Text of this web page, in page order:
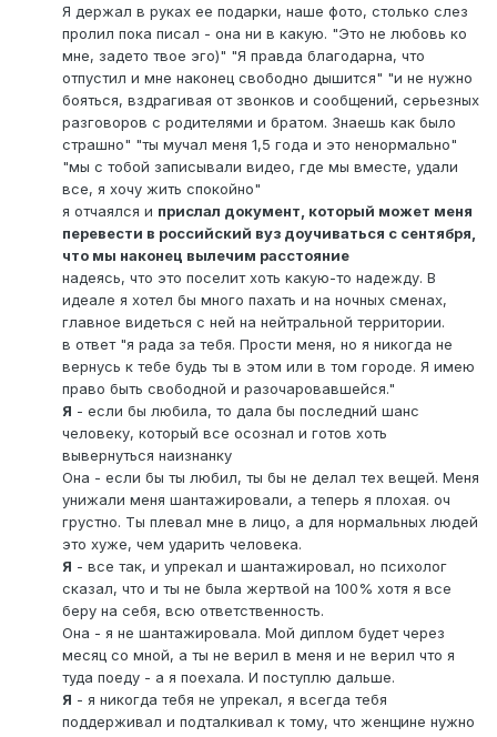
Я держал в руках ее подарки, наше фото, столько слез
пролил пока писал - она ни в какую. "Это не любовь ко
мне, задето твое эго)" "Я правда благодарна, что
отпустил и мне наконец свободно дышится" "и не нужно
бояться, вздрагивая от звонков и сообщений, серьезных
разговоров с родителями и братом. Знаешь как было
страшно" "ты мучал меня 1,5 года и это ненормально"
"мы с тобой записывали видео, где мы вместе, удали
все, я хочу жить спокойно"
я отчаялся и прислал документ, который может меня
перевести в российский вуз доучиваться с сентября,
что мы наконец вылечим расстояние
надеясь, что это поселит хоть какую-то надежду. В
идеале я хотел бы много пахать и на ночных сменах,
главное видеться с ней на нейтральной территории.
в ответ "я рада за тебя. Прости меня, но я никогда не
вернусь к тебе будь ты в этом или в том городе. Я имею
право быть свободной и разочаровавшейся."
Я - если бы любила, то дала бы последний шанс
человеку, который все осознал и готов хоть
вывернуться наизнанку
Она - если бы ты любил, ты бы не делал тех вещей. Меня
унижали меня шантажировали, а теперь я плохая. оч
грустно. Ты плевал мне в лицо, а для нормальных людей
это хуже, чем ударить человека.
Я - все так, и упрекал и шантажировал, но психолог
сказал, что и ты не была жертвой на 100% хотя я все
беру на себя, всю ответственность.
Она - я не шантажировала. Мой диплом будет через
месяц со мной, а ты не верил в меня и не верил что я
туда поеду - а я поехала. И поступлю дальше.
Я - я никогда тебя не упрекал, я всегда тебя
поддерживал и подталкивал к тому, что женщине нужно